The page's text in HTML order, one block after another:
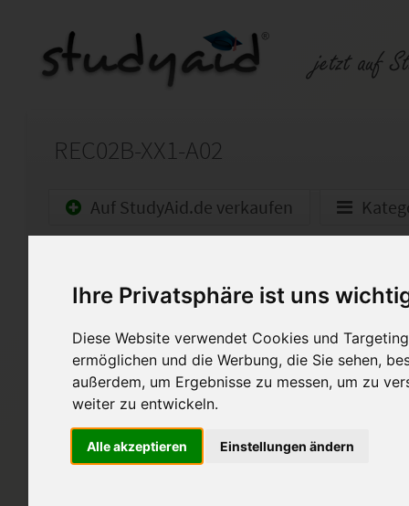
Ihre Privatsphäre ist uns
Diese Website verwendet Cookies und
ermöglichen und die Werbung, die Sie sehen,
außerdem, um Ergebnisse zu messen, um zu
weiter zu entwickeln.
Alle akzeptieren Einstellungen ändern
REC02B-XX1-A02
Auf StudyAid.de verkaufen
Ich stelle hier meine
Verfügung. Hierbei handelt
von REC02B-CXX1-A02. Die
korrigiert und enthalten
Diese Arbeiten sollen euch